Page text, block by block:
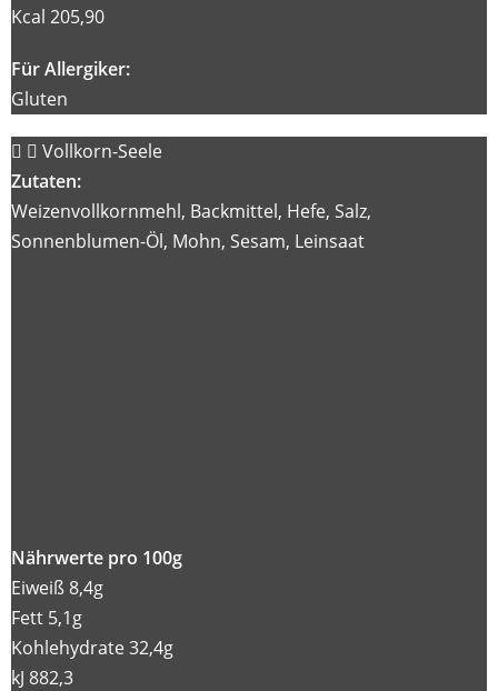
Kcal 205,90
Für Allergiker:
Gluten
Vollkorn-Seele
Zutaten:
Weizenvollkornmehl, Backmittel, Hefe, Salz,
Sonnenblumen-Öl, Mohn, Sesam, Leinsaat
Nährwerte pro 100g
Eiweiß 8,4g
Fett 5,1g
Kohlehydrate 32,4g
kJ 882,3